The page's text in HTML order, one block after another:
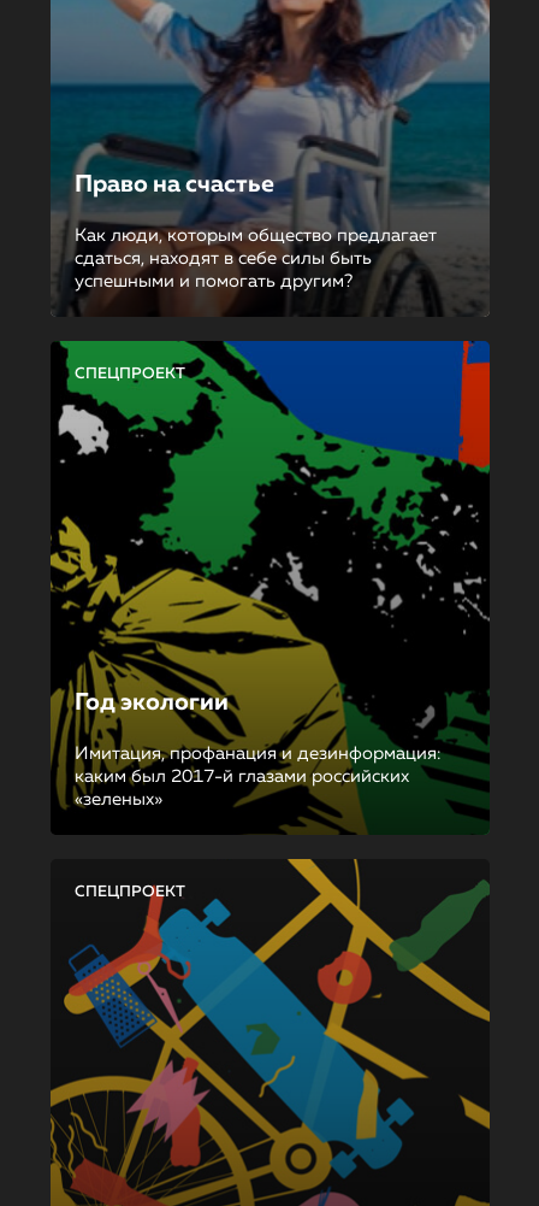
Право на счастье
Как люди, которым общество предлагает
сдаться, находят в себе силы быть
успешными и помогать другим?
СПЕЦПРОЕКТ
Год экологии
Имитация, профанация и дезинформация:
каким был 2017-й глазами российских
«зеленых»
СПЕЦПРОЕКТ